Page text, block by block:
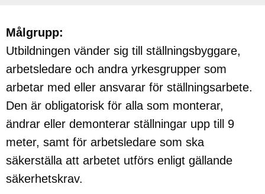
Målgrupp:
Utbildningen vänder sig till ställningsbyggare,
arbetsledare och andra yrkesgrupper som
arbetar med eller ansvarar för ställningsarbete.
Den är obligatorisk för alla som monterar,
ändrar eller demonterar ställningar upp till 9
meter, samt för arbetsledare som ska
säkerställa att arbetet utförs enligt gällande
säkerhetskrav.